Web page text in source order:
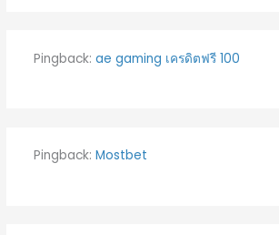
Pingback: ae gaming เครดิตฟรี 100
Pingback: Mostbet